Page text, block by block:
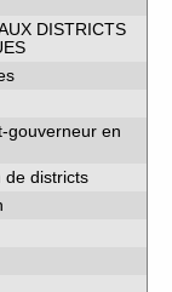
DISTRICTS
gouverneur en
de districts